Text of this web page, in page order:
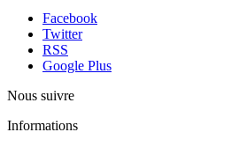
Facebook
Twitter
RSS
Google Plus
Nous suivre
Informations